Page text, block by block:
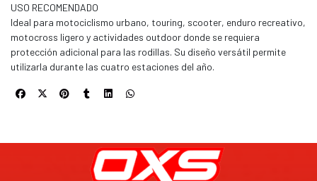
USO RECOMENDADO
Ideal para motociclismo urbano, touring, scooter, enduro recreativo,
motocross ligero y actividades outdoor donde se requiera
protección adicional para las rodillas. Su diseño versátil permite
utilizarla durante las cuatro estaciones del año.